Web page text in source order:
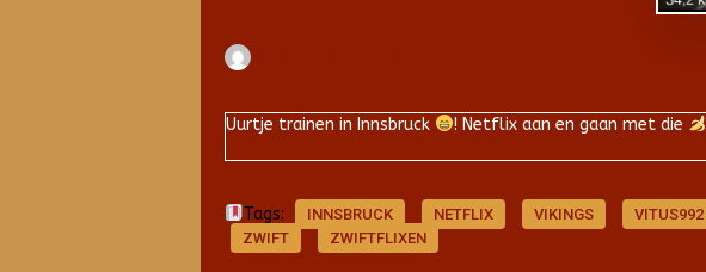
Uurtje trainen in Innsbruck ! Netflix aan en gaan met die
Tags: INNSBRUCK NETFLIX VIKINGS
VITUS992
ZWIFT
ZWIFTFLIXEN